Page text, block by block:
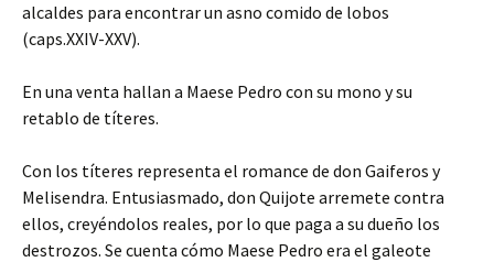
alcaldes para encontrar un asno comido de lobos
(caps.XXIV-XXV).
En una venta hallan a Maese Pedro con su mono y su
retablo de títeres.
Con los títeres representa el romance de don Gaiferos y
Melisendra. Entusiasmado, don Quijote arremete contra
ellos, creyéndolos reales, por lo que paga a su dueño los
destrozos. Se cuenta cómo Maese Pedro era el galeote